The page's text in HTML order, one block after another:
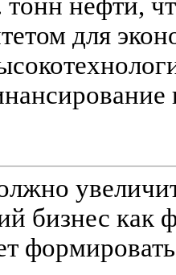
нефти,
для
бизнес как